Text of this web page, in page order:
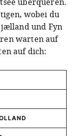
wobei du
und Fyn
warten auf
auf dich:
und Søby auf
du den
Ticket
anderen
mit